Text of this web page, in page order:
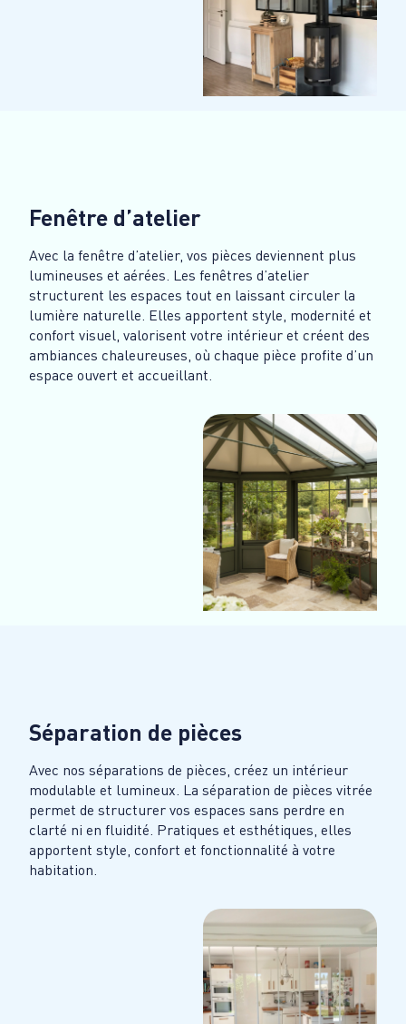
Fenêtre d’atelier
Avec la fenêtre d’atelier, vos pièces deviennent plus
lumineuses et aérées. Les fenêtres d’atelier
structurent les espaces tout en laissant circuler la
lumière naturelle. Elles apportent style, modernité et
confort visuel, valorisent votre intérieur et créent des
ambiances chaleureuses, où chaque pièce profite d’un
espace ouvert et accueillant.
Séparation de pièces
Avec nos séparations de pièces, créez un intérieur
modulable et lumineux. La séparation de pièces vitrée
permet de structurer vos espaces sans perdre en
clarté ni en fluidité. Pratiques et esthétiques, elles
apportent style, confort et fonctionnalité à votre
habitation.